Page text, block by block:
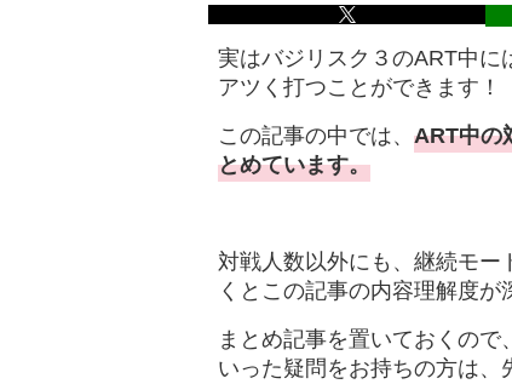
実はバジリスク３のART中に
アツく打つことができます！
この記事の中では、 ART中の
とめています。
対戦人数以外にも、継続モ
くとこの記事の内容理解度が
まとめ記事を置いておくので、
いった疑問をお持ちの方は、